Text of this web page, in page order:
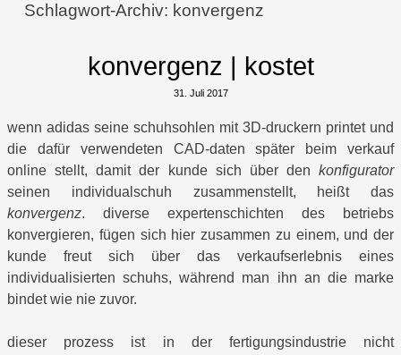
Schlagwort-Archiv: konvergenz
konvergenz | kostet
31. Juli 2017
wenn adidas seine schuhsohlen mit 3D-druckern printet und
die dafür verwendeten CAD-daten später beim verkauf
online stellt, damit der kunde sich über den konfigurator
seinen individualschuh zusammenstellt, heißt das
konvergenz. diverse expertenschichten des betriebs
konvergieren, fügen sich hier zusammen zu einem, und der
kunde freut sich über das verkaufserlebnis eines
individualisierten schuhs, während man ihn an die marke
bindet wie nie zuvor.
dieser prozess ist in der fertigungsindustrie nicht